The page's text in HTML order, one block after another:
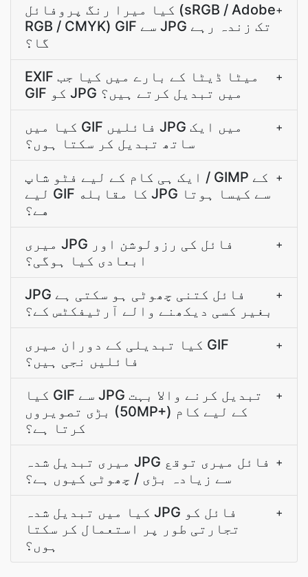
کیا میرا رنگ پروفائل (sRGB / Adobe
RGB / CMYK) GIF سے JPG تک زندہ رہے
گا؟
+
EXIF میٹا ڈیٹا کے بارے میں کیا جب
GIF کو JPG میں تبدیل کرتے ہیں؟
+
کیا میں GIF فائلیں JPG میں ایک
ساتھ تبدیل کر سکتا ہوں؟
+
ایک ہی کام کے ليے فٹو شاپ / GIMP کے
ليے GIF کا مقابله JPG سے کيسا ہوتا
هے؟
+
میری JPG فائل کی رزولوشن اور
ابعادی کیا ہوگی؟
+
JPG فائل کتنی چھوٹی ہو سکتی ہے
بغیر کسی دیکھنے والے آرٹیفکٹس کے؟
+
کیا تبدیلی کے دوران میری GIF
فائلیں نجی ہیں؟
+
کیا GIF سے JPG تبدیل کرنے والا بہت
بڑی تصویروں (50MP+) کے لیے کام
کرتا ہے؟
+
میری تبدیل شدہ JPG فائل میری توقع
سے زیادہ بڑی / چھوٹی کیوں ہے؟
+
کیا میں تبدیل شدہ JPG فائل کو
تجارتی طور پر استعمال کر سکتا
ہوں؟
+